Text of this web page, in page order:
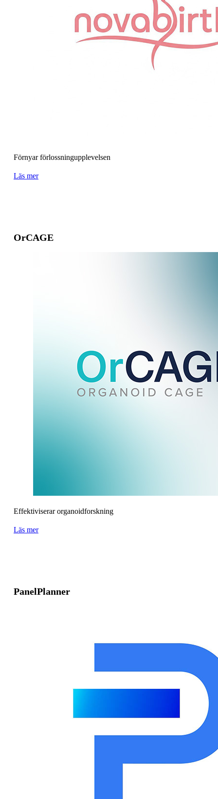
Förnyar förlossningupplevelsen
Läs mer
OrCAGE
Effektiviserar organoidforskning
Läs mer
PanelPlanner